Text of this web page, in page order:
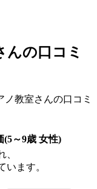
の口コミ
教室さんの口コミ
(5～9歳 女性)
、
います。